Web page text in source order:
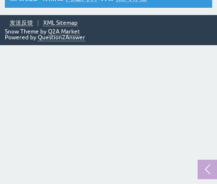
发送反馈
XML Sitemap
Snow Theme by Q2A Market
Powered by Question2Answer